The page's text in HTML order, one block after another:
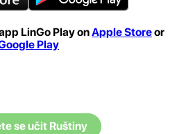
LinGo Play onApple Storeor
Play
se učit Ruštiny